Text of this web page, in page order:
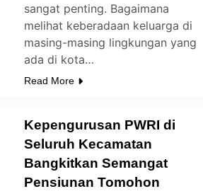
sangat penting. Bagaimana
melihat keberadaan keluarga di
masing-masing lingkungan yang
ada di kota…
Read More
Kepengurusan PWRI di
Seluruh Kecamatan
Bangkitkan Semangat
Pensiunan Tomohon